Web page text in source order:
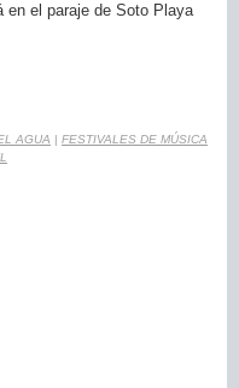
en el paraje de Soto Playa
AGUA
FESTIVALES DE MÚSICA